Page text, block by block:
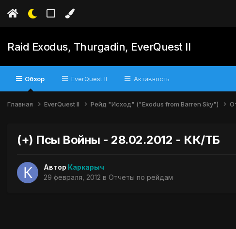
Raid Exodus, Thurgadin, EverQuest II
Обзор EverQuest II Активность
Главная EverQuest II Рейд "Исход" ("Exodus from Barren Sky")
(+) Псы Войны - 28.02.2012 - КК/ТБ
Автор Каркарыч
29 февраля, 2012 в Отчеты по рейдам